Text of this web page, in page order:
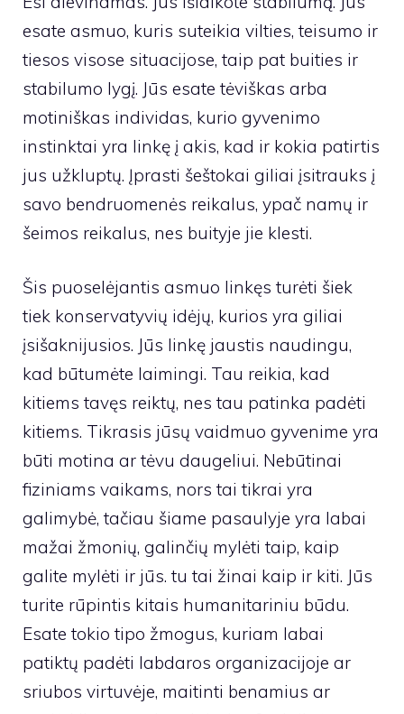
esate asmuo, kuris suteikia vilties, teisumo ir
tiesos visose situacijose, taip pat buities ir
stabilumo lygį. Jūs esate tėviškas arba
motiniškas individas, kurio gyvenimo
instinktai yra linkę į akis, kad ir kokia patirtis
jus užkluptų. Įprasti šeštokai giliai įsitrauks į
savo bendruomenės reikalus, ypač namų ir
šeimos reikalus, nes buityje jie klesti.
Šis puoselėjantis asmuo linkęs turėti šiek
tiek konservatyvių idėjų, kurios yra giliai
įsišaknijusios. Jūs linkę jaustis naudingu,
kad būtumėte laimingi. Tau reikia, kad
kitiems tavęs reiktų, nes tau patinka padėti
kitiems. Tikrasis jūsų vaidmuo gyvenime yra
būti motina ar tėvu daugeliui. Nebūtinai
fiziniams vaikams, nors tai tikrai yra
galimybė, tačiau šiame pasaulyje yra labai
mažai žmonių, galinčių mylėti taip, kaip
galite mylėti ir jūs. tu tai žinai kaip ir kiti. Jūs
turite rūpintis kitais humanitariniu būdu.
Esate tokio tipo žmogus, kuriam labai
patiktų padėti labdaros organizacijoje ar
sriubos virtuvėje, maitinti benamius ar